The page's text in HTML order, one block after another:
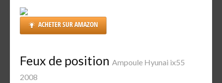
ACHETER SUR AMAZON
Feux de position Ampoule Hyunai ix55
2008